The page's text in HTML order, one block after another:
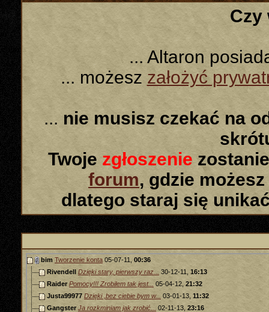
Czy
... Altaron
... możeszzałożyć
... nie musisz czekać na
Twoje zgłoszenie
forum, gdzie
dlatego staraj się
bim Tworzenie konta05-07-11, 00:36
Rivendell Dzięki stary, pierwszy raz... 30-12-11, 16:13
Raider Pomocy!!! Zrobilem tak jest... 05-04-12, 21:32
Justa99977 Dzięki ,bez ciebie bym w... 03-01-13, 11:32
Gangster Ja rozkminiam jak zrobić... 02-11-13, 23:16